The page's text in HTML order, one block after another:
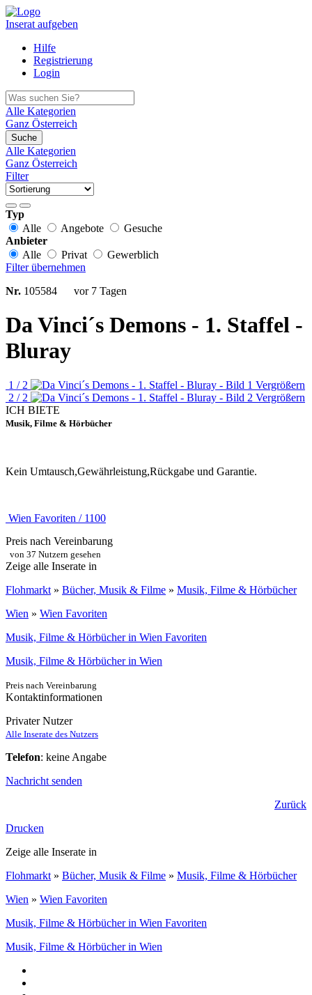
Inserat aufgeben
Hilfe
Registrierung
Login
Alle Kategorien
Ganz Österreich
Suche
Alle Kategorien
Ganz Österreich
Filter
Typ
Alle
Angebote
Gesuche
Anbieter
Alle
Privat
Gewerblich
Filter übernehmen
Nr. 105584 vor 7 Tagen
Da Vinci´s Demons - 1. Staffel -
Bluray
1 / 2
Vergrößern
2 / 2
Vergrößern
ICH BIETE
Musik, Filme & Hörbücher
Kein Umtausch,Gewährleistung,Rückgabe und Garantie.
Wien Favoriten / 1100
Preis nach Vereinbarung
von 37 Nutzern gesehen
Zeige alle Inserate in
Flohmarkt » Bücher, Musik & Filme » Musik, Filme & Hörbücher
Wien » Wien Favoriten
Musik, Filme & Hörbücher in Wien Favoriten
Musik, Filme & Hörbücher in Wien
Preis nach Vereinbarung
Kontaktinformationen
Privater Nutzer
Alle Inserate des Nutzers
Telefon: keine Angabe
Nachricht senden
Zurück
Drucken
Zeige alle Inserate in
Flohmarkt » Bücher, Musik & Filme » Musik, Filme & Hörbücher
Wien » Wien Favoriten
Musik, Filme & Hörbücher in Wien Favoriten
Musik, Filme & Hörbücher in Wien